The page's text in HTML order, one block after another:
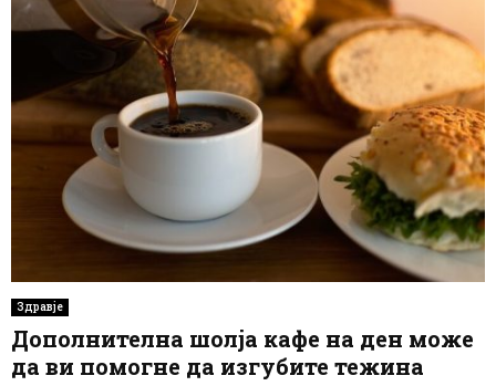
Здравје
Дополнителна шолја кафе на ден може
да ви помогне да изгубите тежина